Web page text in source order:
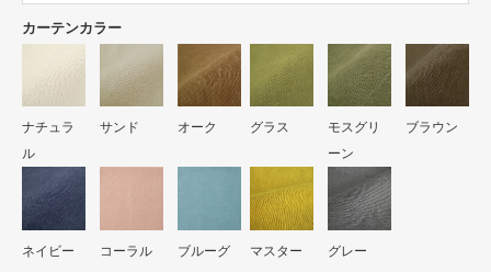
カーテンカラー
ナチュラ
ル
サンド オーク グラス
モスグリ
ーン
ブラウン
ネイビー コーラル
ブルーグ
マスター
グレー